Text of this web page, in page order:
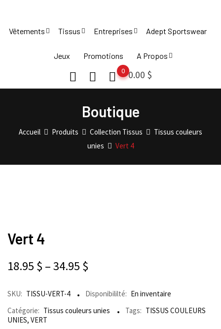
content
Vêtements Tissus Entreprises Adept Sportswear
Jeux Promotions A Propos
0.00 $
0
Boutique
Accueil Produits Collection Tissus
Tissus couleurs
unies
Vert 4
Vert 4
18.95 $ –34.95 $
SKU: TISSU-VERT-4 Disponibililté: En inventaire
Catégorie: Tissus couleurs unies Tags: TISSUS COULEURS
UNIES, VERT